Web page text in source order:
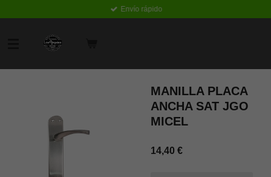
Envío rápido
MANILLA PLACA
ANCHA SAT JGO
MICEL
14,40 €